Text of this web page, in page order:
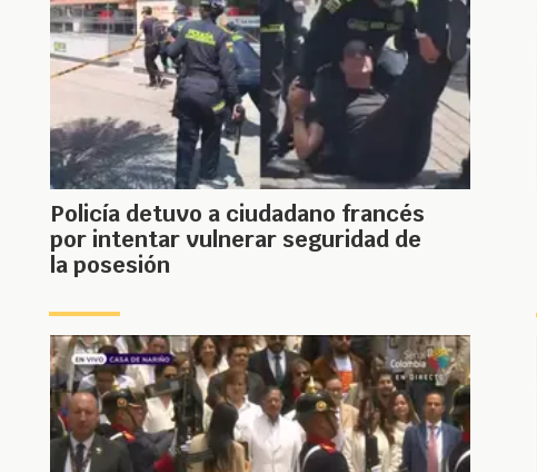
Policía detuvo a ciudadano francés
por intentar vulnerar seguridad de
la posesión